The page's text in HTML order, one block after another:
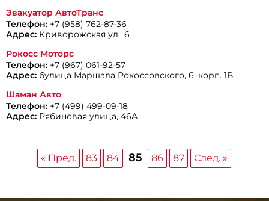
Эвакуатор АвтоТранс
Телефон: +7 (958) 762-87-36
Адрес: Криворожская ул., 6
Рокосс Моторс
Телефон: +7 (967) 061-92-57
Адрес: булица Маршала Рокоссовского, 6, корп. 1В
Шаман Авто
Телефон: +7 (499) 499-09-18
Адрес: Рябиновая улица, 46А
« Пред. 83 84 85 86 87 След. »